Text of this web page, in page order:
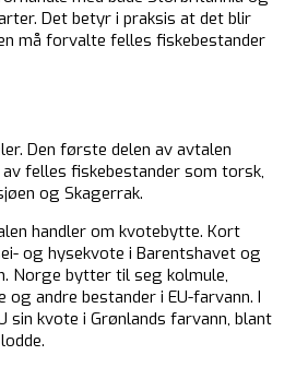
Det betyr i praksis at det blir
må forvalte felles fiskebestander
Den første delen av avtalen
felles fiskebestander som torsk,
og Skagerrak.
handler om kvotebytte. Kort
og hysekvote i Barentshavet og
Norge bytter til seg kolmule,
andre bestander i EU-farvann. I
sin kvote i Grønlands farvann, blant